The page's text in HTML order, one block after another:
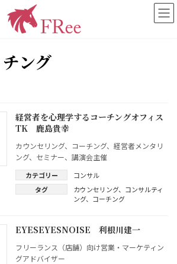
ング
経営者を心理学するコーチングオフィス
TK 鹿島貴幸
カウンセリング、コーチング、経営者メンタリ
ング、セミナー、講演会主催
カテゴリー
コンサル
タグ
カウンセリング、 コンサルティ
ング、 コーチング
EYESEYESNOISE 利根川建一
フリーランス（店舗）向け営業・マーケティン
グアドバイザー